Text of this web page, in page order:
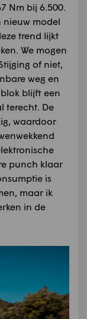
Nm bij 6.500.
nieuw model
trend lijkt
We mogen
of niet,
weg en
blijft een
terecht. De
waardoor
punch klaar
is
maar ik
in de